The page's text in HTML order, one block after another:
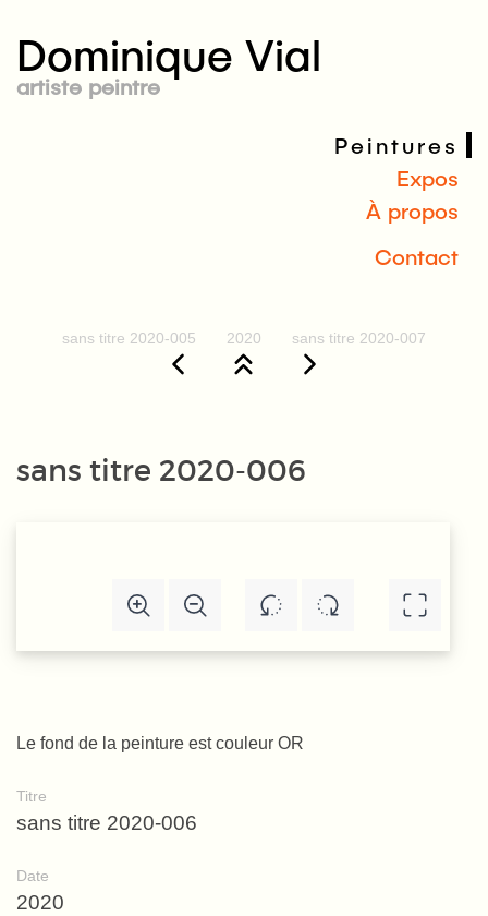
Dominique Vial
artiste peintre
Peintures
Expos
À propos
Contact
sans titre 2020-005 2020 sans titre 2020-007
sans titre 2020-006
Le fond de la peinture est couleur OR
Titre
sans titre 2020-006
Date
2020